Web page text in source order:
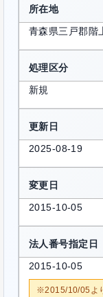
所在地
青森県三戸郡階
処理区分
新規
更新日
2025-08-19
変更日
2015-10-05
法人番号指定日
2015-10-05
※2015/10/05よ